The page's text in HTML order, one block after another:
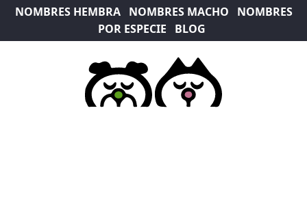
NOMBRES HEMBRA NOMBRES MACHO
NOMBRES
POR ESPECIE
BLOG